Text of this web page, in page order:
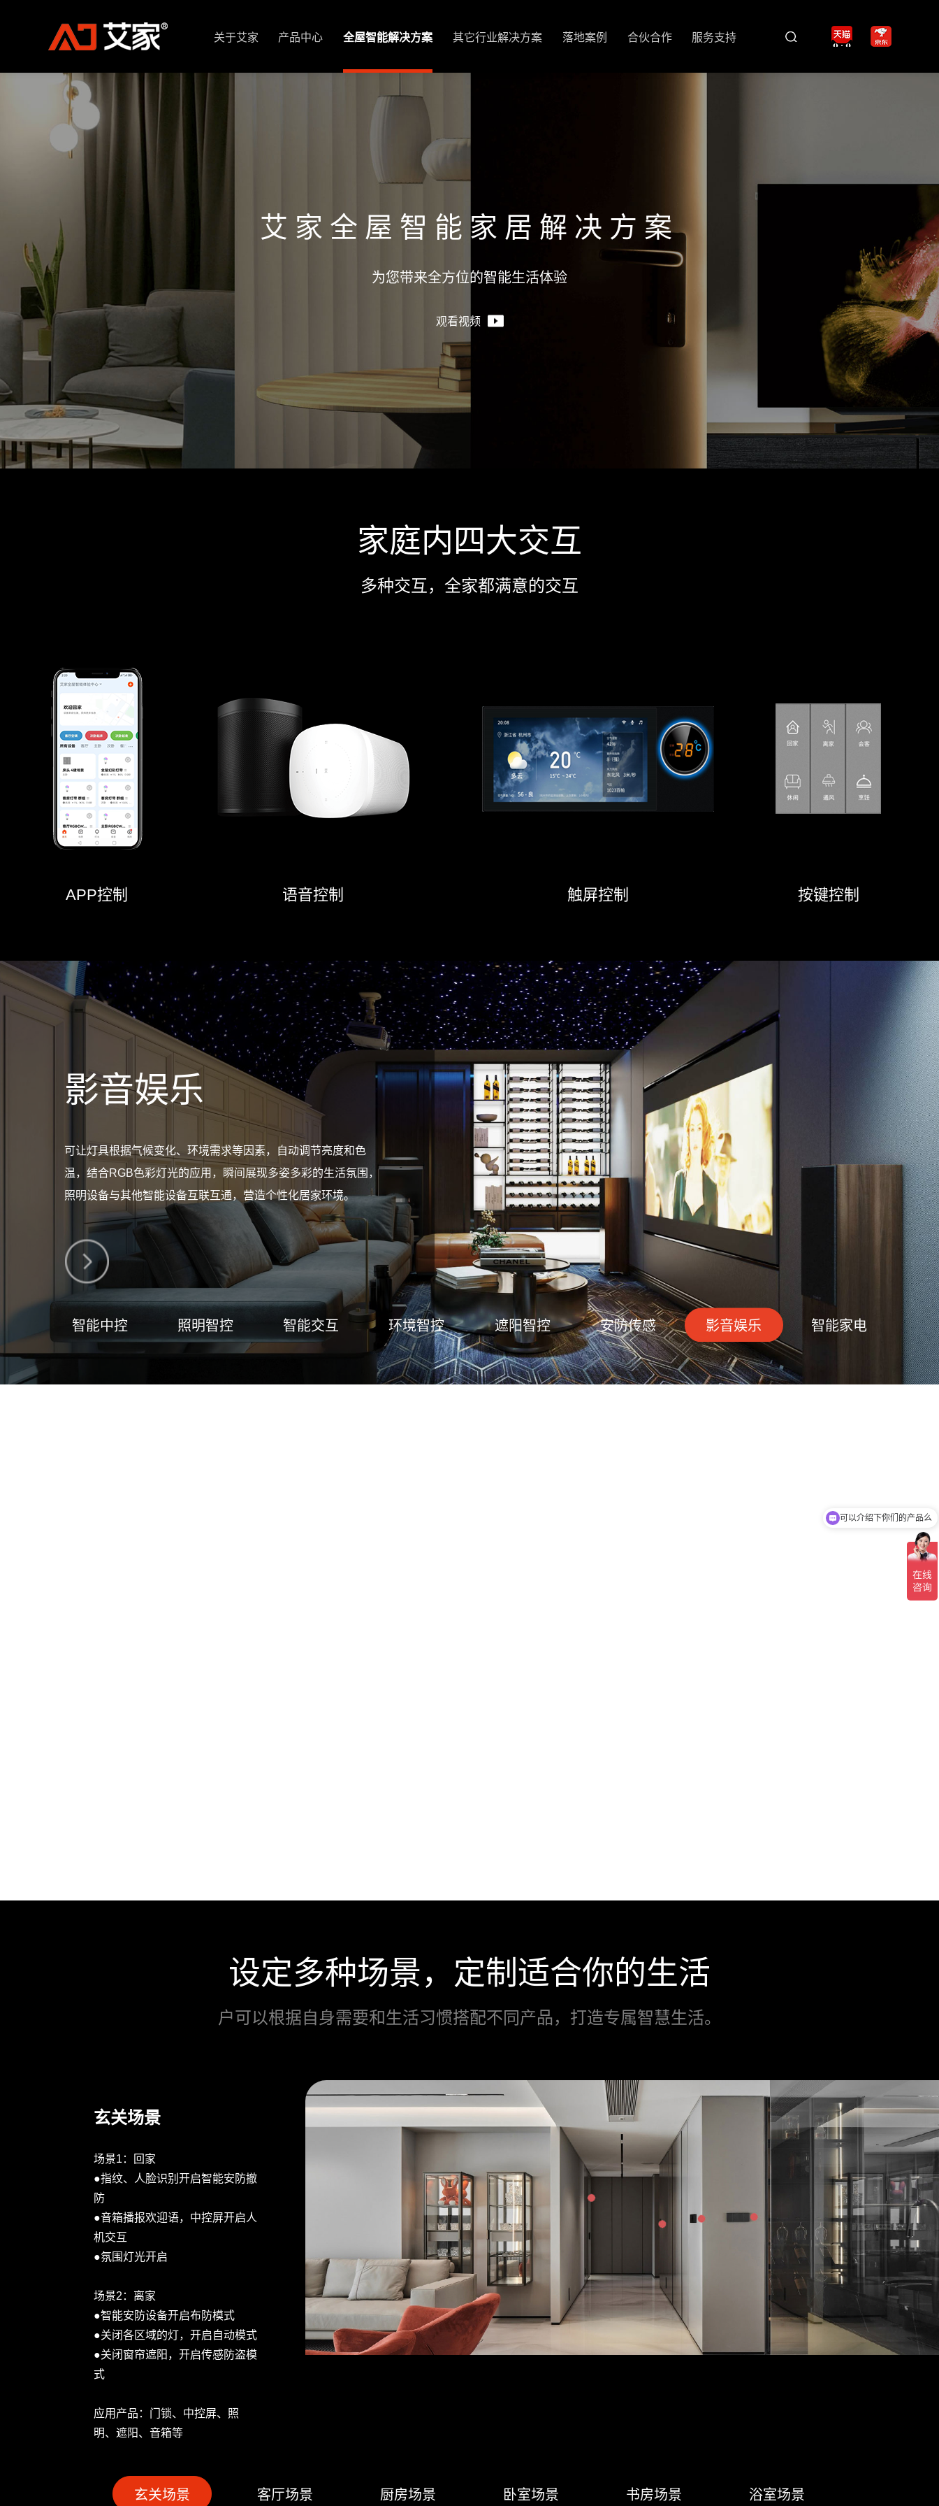
关于艾家 产品中心 全屋智能解决方案 其它行业解决方案 落地案例 合伙合作 服务支持
艾家全屋智能家居解决方案
为您带来全方位的智能生活体验
观看视频
家庭内四大交互
多种交互，全家都满意的交互
APP控制 语音控制 触屏控制 按键控制
智能中控
多元化交互体验（语音、触控、APP、旋钮);可个性定制场景模
智能照明
灯随人亮，自然调光，营造舒适的环境氛围。
智能交互
可搭载128台子设备联接，可靠，稳定运行不断网;艾家APP远程
智控环境
空气管理：分区域传感反映，智能净化换气；温度湿度控制：联
动新风空调地暧，保持舒适环境；多场景模式：离家/居家/睡眠
多场景，快捷定制。
遮阳智控
采光/隐私保护，多场景联动；手机APP/RF遥控控制，手拉启
安防传感
远程查看开锁状态，出门也安心 人脸、指纹、密钥解锁，安全方
影音娱乐
可让灯具根据气候变化、环境需求等因素，自动调节亮度和色
温，结合RGB色彩灯光的应用，瞬间展现多姿多彩的生活氛围，
照明设备与其他智能设备互联互通，营造个性化居家环境。
智能家电
可让灯具根据气候变化、环境需求等因素，自动调节亮度和色
温，结合RGB色彩灯光的应用，瞬间展现多姿多彩的生活氛围，
照明设备与其他智能设备互联互通，营造个性化居家环境。
智能中控 照明智控 智能交互 环境智控 遮阳智控 安防传感 影音娱乐 智能家电
设定多种场景，定制适合你的生活
户可以根据自身需要和生活习惯搭配不同产品，打造专属智慧生活。
玄关场景
场景1：回家
●指纹、人脸识别开启智能安防撤
防
●音箱播报欢迎语，中控屏开启人
机交互
●氛围灯光开启
场景2：离家
●智能安防设备开启布防模式
●关闭各区域的灯，开启自动模式
●关闭窗帘遮阳，开启传感防盗模
式
应用产品：门锁、中控屏、照
明、遮阳、音箱等
玄关场景 客厅场景 厨房场景 卧室场景 书房场景 浴室场景